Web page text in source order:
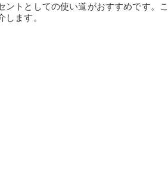
トとしての使い道がおすすめです。こ
ます。